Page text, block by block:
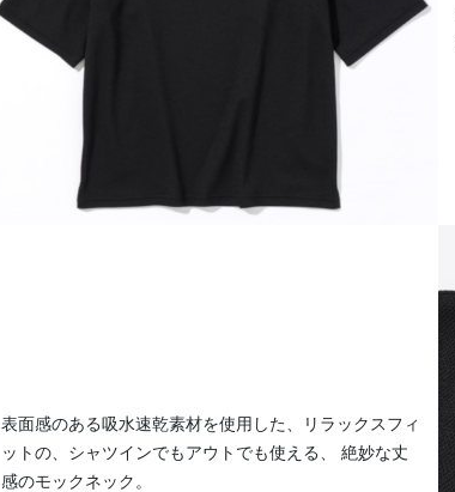
表面感のある吸水速乾素材を使用した、リラックスフィ
ットの、シャツインでもアウトでも使える、 絶妙な丈
感のモックネック。